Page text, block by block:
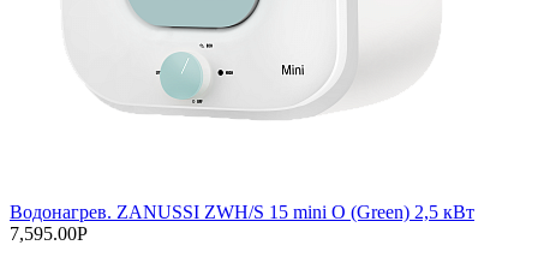
Водонагрев. ZANUSSI ZWH/S 15 mini O (Green) 2,5 кВт
7,595.00Р